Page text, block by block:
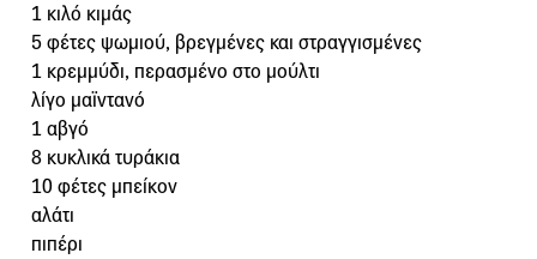
1 κιλό κιμάς
5 φέτες ψωμιού, βρεγμένες και στραγγισμένες
1 κρεμμύδι, περασμένο στο μούλτι
λίγο μαϊντανό
1 αβγό
8 κυκλικά τυράκια
10 φέτες μπείκον
αλάτι
πιπέρι